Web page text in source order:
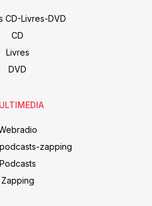
CD-Livres-DVD
CD
Livres
DVD
zapping
Podcasts
Zapping